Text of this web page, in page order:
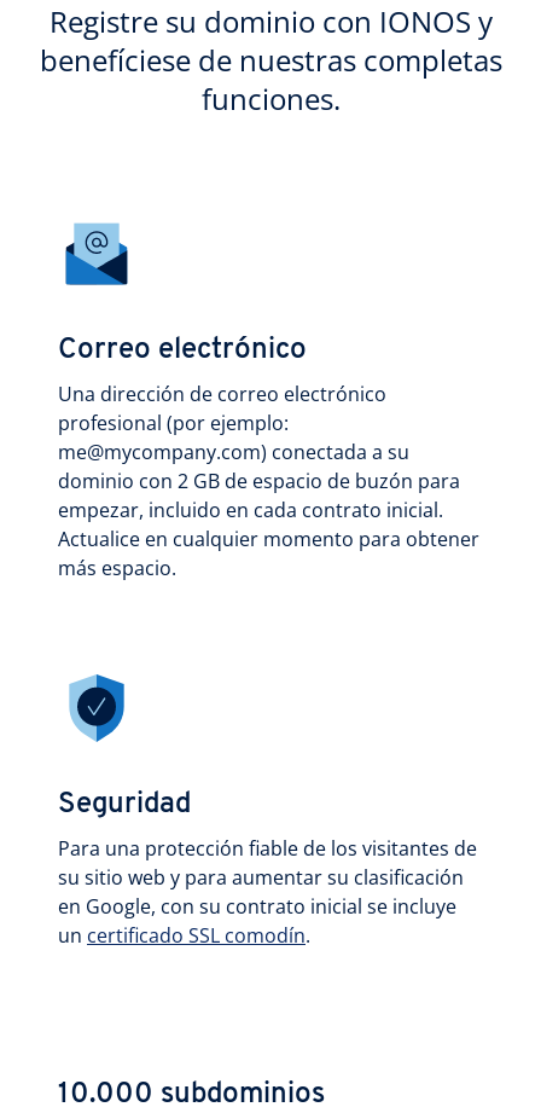
Registre su dominio con IONOS y
benefíciese de nuestras completas
funciones.
Correo electrónico
Una dirección de correo electrónico
profesional (por ejemplo:
me@mycompany.com) conectada a su
dominio con 2 GB de espacio de buzón para
empezar, incluido en cada contrato inicial.
Actualice en cualquier momento para obtener
más espacio.
Seguridad
Para una protección fiable de los visitantes de
su sitio web y para aumentar su clasificación
en Google, con su contrato inicial se incluye
un certificado SSL comodín.
10.000 subdominios